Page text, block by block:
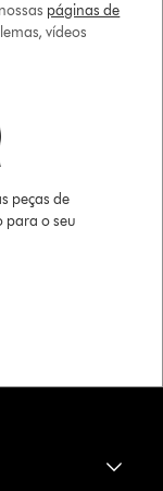
páginas de
vídeos
peças de
para o seu